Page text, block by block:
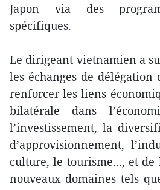
Japon via des
spécifiques.
Le dirigeant vietnamien a
les échanges de délégation
renforcer les liens
bilatérale dans
l’investissement, la
d’approvisionnement,
culture, le tourisme..., et
nouveaux domaines tels